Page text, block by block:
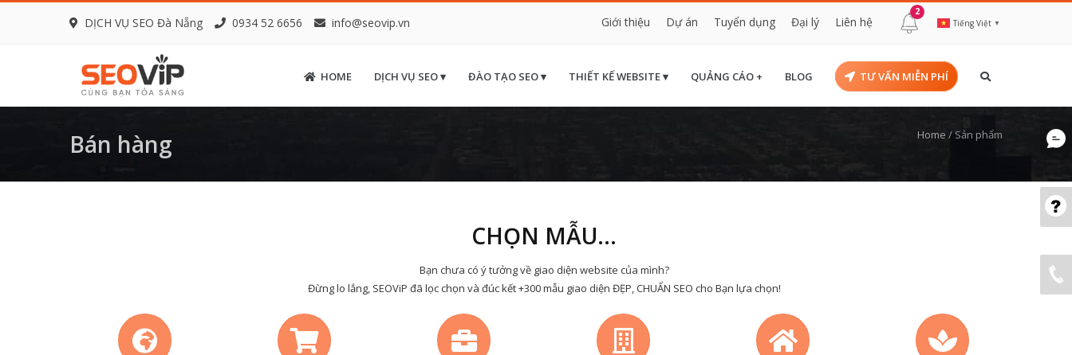
DỊCH VỤ SEO Đà Nẵng 0934 52 6656 info@seovip.vn Giới thiệu Dự án Tuyển dụng Đại lý Liên hệ
2
Tiếng Việt ▼
HOME DỊCH VỤ SEO ▾ ĐÀO TẠO SEO ▾ THIẾT KẾ WEBSITE ▾ QUẢNG CÁO + BLOG TƯ VẤN MIỄN PHÍ
Bán hàng Home / Sản phẩm
CHỌN MẪU...
Bạn chưa có ý tưởng về giao diện website của mình?
Đừng lo lắng, SEOViP đã lọc chọn và đúc kết +300 mẫu giao diện ĐẸP, CHUẨN SEO cho Bạn lựa chọn!